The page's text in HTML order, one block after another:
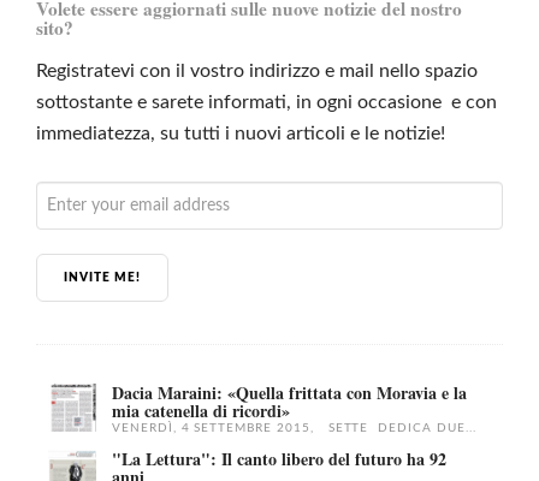
Volete essere aggiornati sulle nuove notizie del nostro
sito?
Registratevi con il vostro indirizzo e mail nello spazio
sottostante e sarete informati, in ogni occasione e con
immediatezza, su tutti i nuovi articoli e le notizie!
INVITE ME!
Dacia Maraini: «Quella frittata con Moravia e la
mia catenella di ricordi»
VENERDÌ, 4 SETTEMBRE 2015, SETTE DEDICA DUE...
"La Lettura": Il canto libero del futuro ha 92